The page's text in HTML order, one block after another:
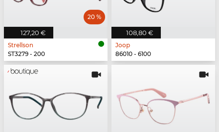
127,20 €
20 %
Strellson
ST3279 - 200
108,80 €
Joop
86010 - 6100